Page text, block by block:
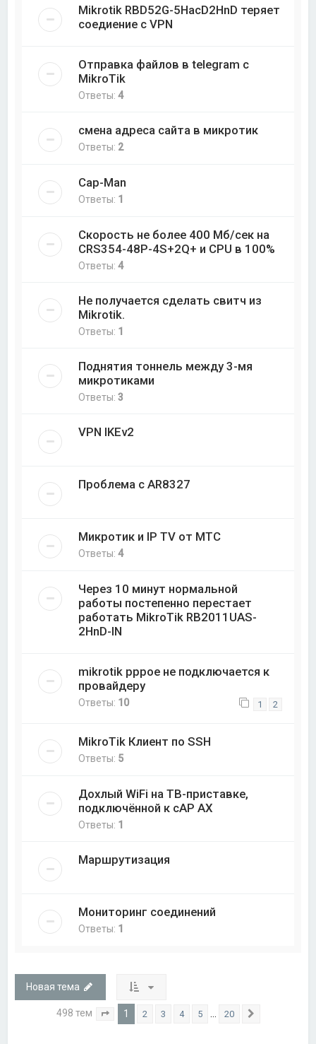
Mikrotik RBD52G-5HacD2HnD теряет
соедиение с VPN
Отправка файлов в telegram с
MikroTik
Ответы:4
смена адреса сайта в микротик
Ответы: 2
Cap-Man
Ответы: 1
Скорость не более 400 Мб/cек на
CRS354-48P-4S+2Q+ и CPU в 100%
Ответы:4
Не получается сделать свитч из
Mikrotik.
Ответы: 1
Поднятия тоннель между 3-мя
микротиками
Ответы:3
VPN IKEv2
Проблема с AR8327
Микротик и IP TV от МТС
Ответы:4
Через 10 минут нормальной
работы постепенно перестает
работать MikroTik RB2011UAS-
2HnD-IN
mikrotik pppoe не подключается к
провайдеру
Ответы: 10 1 2
MikroTik Клиент по SSH
Ответы: 5
Дохлый WiFi на ТВ-приставке,
подключённой к cAP AX
Ответы: 1
Маршрутизация
Мониторинг соединений
Ответы: 1
Новая тема
498 тем Страница из 20
1 2 3 4 5 20